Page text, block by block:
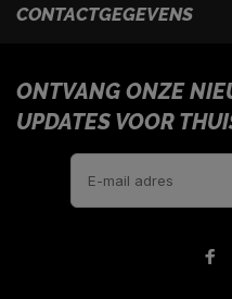
CONTACTGEGEVENS
ONTVANG ONZE
UPDATES VOOR